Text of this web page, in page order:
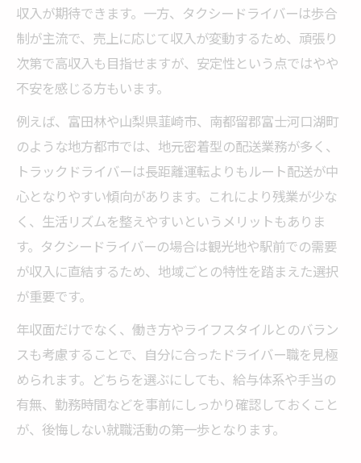
収入が期待できます。一方、タクシードライバーは歩合
制が主流で、売上に応じて収入が変動するため、頑張り
次第で高収入も目指せますが、安定性という点ではやや
不安を感じる方もいます。
例えば、富田林や山梨県韮崎市、南都留郡富士河口湖町
のような地方都市では、地元密着型の配送業務が多く、
トラックドライバーは長距離運転よりもルート配送が中
心となりやすい傾向があります。これにより残業が少な
く、生活リズムを整えやすいというメリットもありま
す。タクシードライバーの場合は観光地や駅前での需要
が収入に直結するため、地域ごとの特性を踏まえた選択
が重要です。
年収面だけでなく、働き方やライフスタイルとのバラン
スも考慮することで、自分に合ったドライバー職を見極
められます。どちらを選ぶにしても、給与体系や手当の
有無、勤務時間などを事前にしっかり確認しておくこと
が、後悔しない就職活動の第一歩となります。